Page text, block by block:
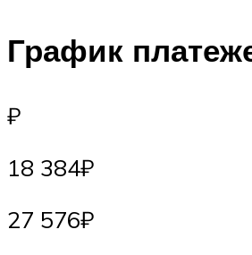
График
₽
18 384₽
27 576₽